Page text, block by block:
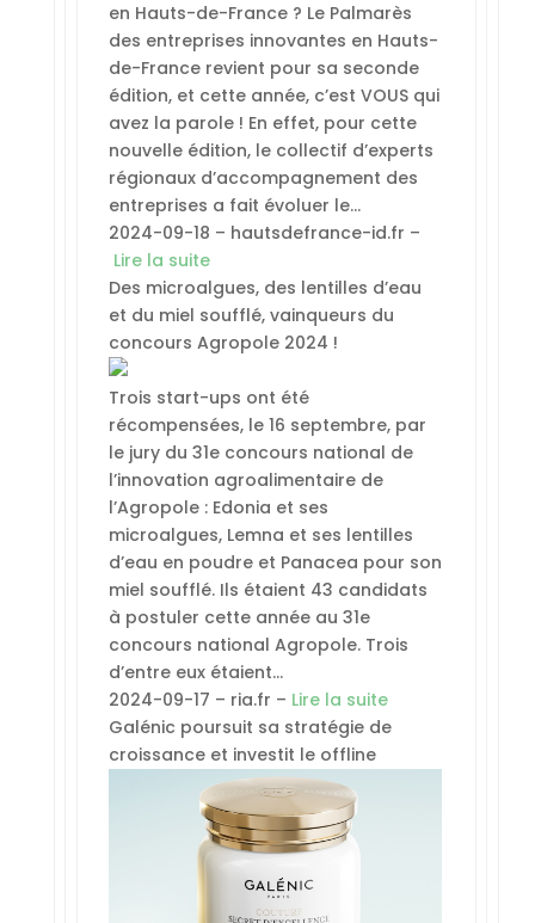
en Hauts-de-France ? Le Palmarès
des entreprises innovantes en Hauts-
de-France revient pour sa seconde
édition, et cette année, c’est VOUS qui
avez la parole ! En effet, pour cette
nouvelle édition, le collectif d’experts
régionaux d’accompagnement des
entreprises a fait évoluer le…
2024-09-18 – hautsdefrance-id.fr –
Lire la suite
Des microalgues, des lentilles d’eau
et du miel soufflé, vainqueurs du
concours Agropole 2024 !
Trois start-ups ont été
récompensées, le 16 septembre, par
le jury du 31e concours national de
l’innovation agroalimentaire de
l’Agropole : Edonia et ses
microalgues, Lemna et ses lentilles
d’eau en poudre et Panacea pour son
miel soufflé. Ils étaient 43 candidats
à postuler cette année au 31e
concours national Agropole. Trois
d’entre eux étaient…
2024-09-17 – ria.fr – Lire la suite
Galénic poursuit sa stratégie de
croissance et investit le offline